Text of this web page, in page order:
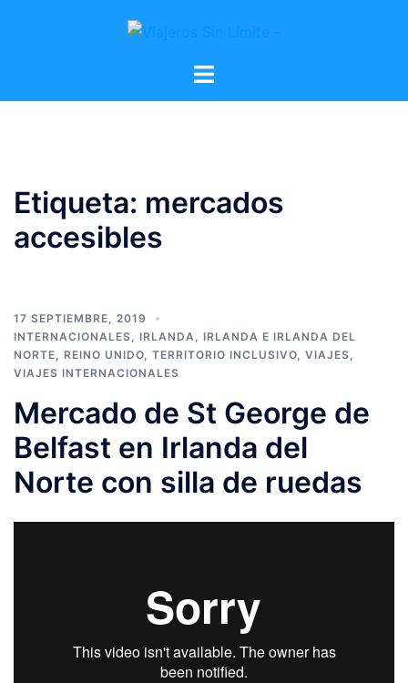
Etiqueta: mercados
accesibles
17 SEPTIEMBRE, 2019
INTERNACIONALES
IRLANDA
IRLANDA E IRLANDA DEL
NORTE
REINO UNIDO TERRITORIO INCLUSIVO VIAJES
VIAJES INTERNACIONALES
Mercado de St George de
Belfast en Irlanda del
Norte con silla de ruedas